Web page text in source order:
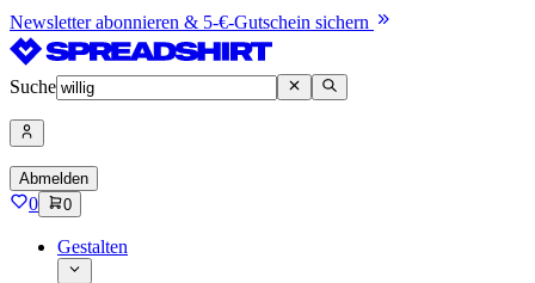
Newsletter abonnieren & 5-€-Gutschein sichern
Suche
Abmelden
0 0
Gestalten